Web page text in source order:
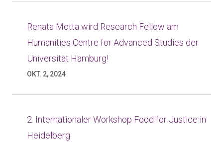
Renata Motta wird Research Fellow am
Humanities Centre for Advanced Studies der
Universität Hamburg!
OKT. 2, 2024
2. Internationaler Workshop Food for Justice in
Heidelberg